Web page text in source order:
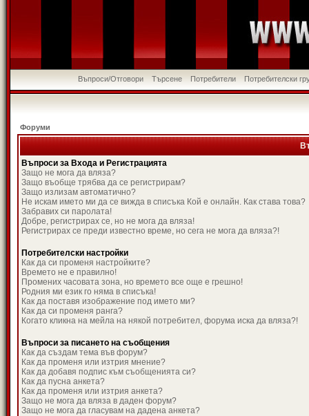
Въпроси/Отговори Търсене Потребители Потребителски
Форуми
Въпроси за Входа и Регистрацията
Защо не мога да вляза?
Защо въобще трябва да се регистрирам?
Защо излизам автоматично?
Не искам името ми да се вижда в списъка Кой е онлайн. Как става това?
Забравих си паролата!
Добре, регистрирах се, но не мога да вляза!
Регистрирах се преди известно време, но сега не мога да вляза?!
Потребителски настройки
Как да си променя настройките?
Времето не е правилно!
Промених часовата зона, но времето все още е грешно!
Родния ми език го няма в списъка!
Как да поставя изображение под името ми?
Как да си променя ранга?
Когато кликна на мейла на някой потребител, форума иска да вляза?!
Въпроси за писането на съобщения
Как да създам тема във форум?
Как да променя или изтрия мнение?
Как да добавя подпис към съобщенията си?
Как да пусна анкета?
Как да променя или изтрия анкета?
Защо не мога да вляза в даден форум?
Защо не мога да гласувам на дадена анкета?